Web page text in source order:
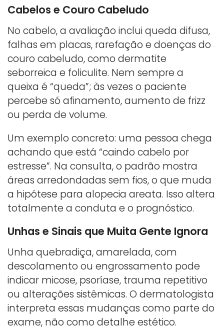
Cabelos e Couro Cabeludo
No cabelo, a avaliação inclui queda difusa,
falhas em placas, rarefação e doenças do
couro cabeludo, como dermatite
seborreica e foliculite. Nem sempre a
queixa é “queda”; às vezes o paciente
percebe só afinamento, aumento de frizz
ou perda de volume.
Um exemplo concreto: uma pessoa chega
achando que está “caindo cabelo por
estresse”. Na consulta, o padrão mostra
áreas arredondadas sem fios, o que muda
a hipótese para alopecia areata. Isso altera
totalmente a conduta e o prognóstico.
Unhas e Sinais que Muita Gente Ignora
Unha quebradiça, amarelada, com
descolamento ou engrossamento pode
indicar micose, psoríase, trauma repetitivo
ou alterações sistêmicas. O dermatologista
interpreta essas mudanças como parte do
exame, não como detalhe estético.